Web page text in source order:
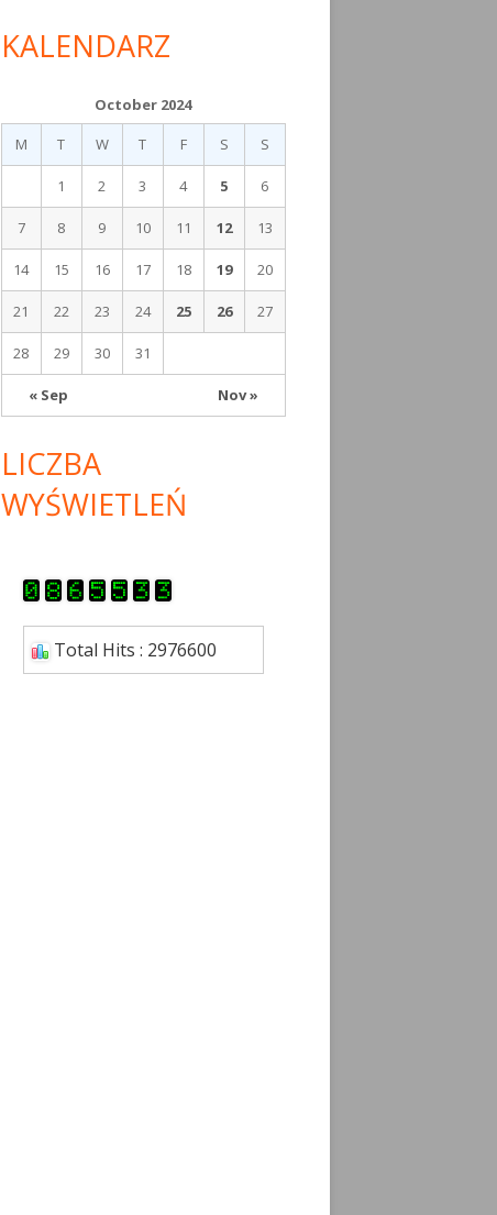
KALENDARZ
October 2024
M
T W T F S S
« Sep Nov »
1 2 3 4 5 6
7 8 9 10 11 12 13
14 15 16 17 18 19 20
21 22 23 24 25 26 27
28 29 30 31
LICZBA
WYŚWIETLEŃ
Total Hits : 2976600